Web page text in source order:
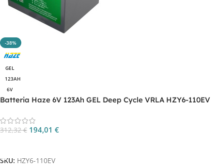
-38%
GEL
123AH
6V
Batteria Haze 6V 123Ah GEL Deep Cycle VRLA HZY6-110EV
312,32€ 194,01 €
SKU: HZY6-110EV